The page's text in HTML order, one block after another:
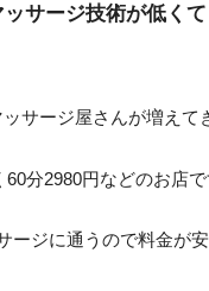
サージ技術が低く
サージ屋さんが増えて
分2980円などのお店で
ージに通うので料金が